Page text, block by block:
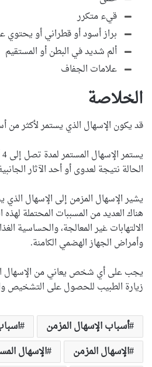
قيء متكرر
براز أسود أو قطراني أو يحتوي
ألم شديد في البطن أو المستقيم
علامات الجفاف
الخلاصة
قد يكون الإسهال الذي يستمر لأكثر من
الحالة نتيجة لعدوى أو أحد الآثار
هناك العديد من المسببات المحتملة
الالتهابات غير المعالجة، والحساسية
وأمراض الجهاز الهضمي الكامنة.
يجب على أي شخص يعاني من الإسهال
زيارة الطبيب للحصول على التشخيص
أسباب الإسهال المزمن
الإسهال المزمن
الإسهال